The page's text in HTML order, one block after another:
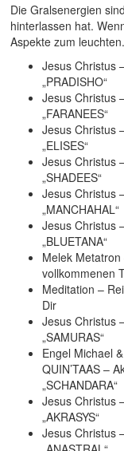
Die Gralsenergien
hinterlassen hat.
Aspekte zum leuchten.
Jesus Christus
„PRADISHO“
Jesus Christus
„FARANEES“
Jesus Christus
„ELISES“
Jesus Christus
„SHADEES“
Jesus Christus
„MANCHAHAL“
Jesus Christus
„BLUETANA“
Melek
vollkommenen
Meditation –
Dir
Jesus Christus
„SAMURAS“
Engel Michael
QUIN’TAAS –
„SCHANDARA“
Jesus Christus
„AKRASYS“
Jesus Christus